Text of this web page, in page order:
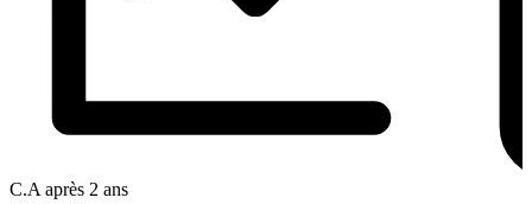
C.A après 2 ans